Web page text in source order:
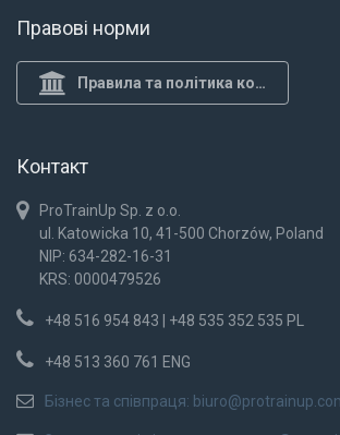
Правові норми
Правила та політика конф.
Контакт
ProTrainUp Sp. z o.o.
ul. Katowicka 10, 41-500 Chorzów, Poland
NIP: 634-282-16-31
KRS: 0000479526
+48 516 954 843 | +48 535 352 535 PL
+48 513 360 761 ENG
Бізнес та співпраця: